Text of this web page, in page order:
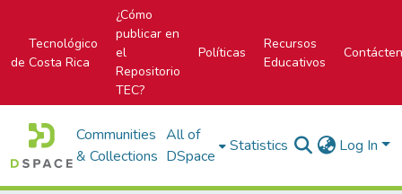
Tecnológico
de Costa Rica
¿Cómo
publicar en
el
Repositorio
TEC?
Políticas
Recursos
Educativos
Communities
& Collections
All of
DSpace
Statistics Log In